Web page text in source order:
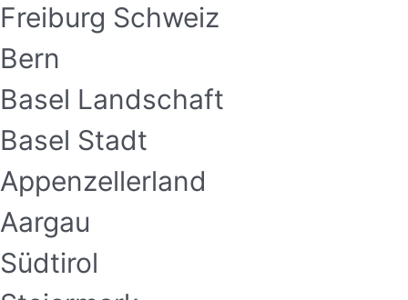
Freiburg Schweiz
Bern
Basel Landschaft
Basel Stadt
Appenzellerland
Aargau
Südtirol